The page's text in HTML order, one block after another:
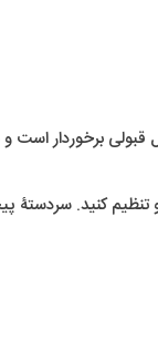
قبولی برخوردار
و تنظیم کنید.